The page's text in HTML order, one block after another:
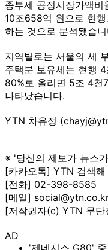
종부세 공정시장가액
10조658억 원으로 현
하는 것으로 분석됐습
지역별로는 서울의 세
주택분 보유세는 현행
80%로 올리면 5조 4천
나타났습니다.
YTN 차유정
※ '당신의 제보가 뉴스
[카카오톡] YTN 검색
[전화] 02-398-8585
[메일]
[저작권자(c) YTN 무단
AD